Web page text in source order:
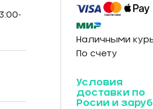
Наличными
По счету
Условия
доставки по
Росии и